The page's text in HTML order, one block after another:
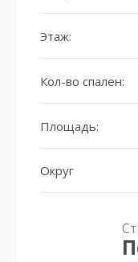
Этаж:
Кол-во спален:
Площадь:
Округ